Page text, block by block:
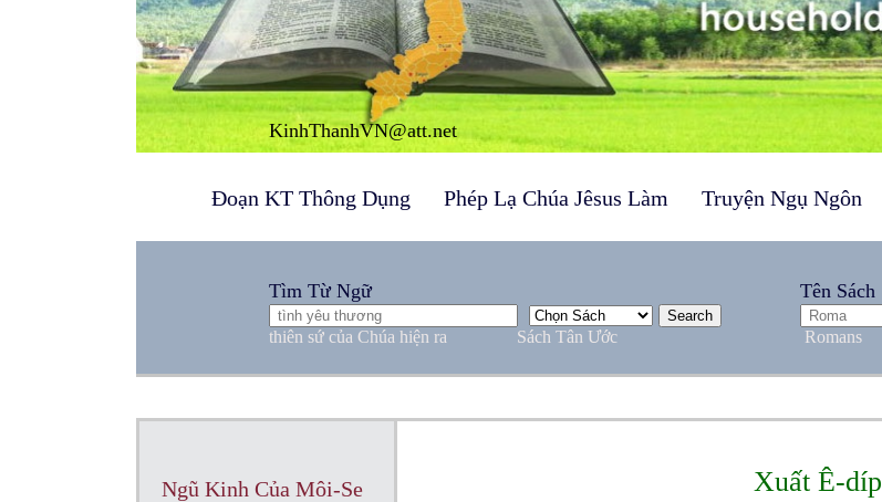
KinhThanhVN@att.net
Tìm Từ Ngữ
thiên sứ của Chúa hiện ra Sách Tân Ước
Tên Sách
Romans
Đoạn KT Thông Dụng Phép Lạ Chúa Jêsus Làm Truyện Ngụ Ngôn
Ngũ Kinh Của Môi-Se Xuất Ê-